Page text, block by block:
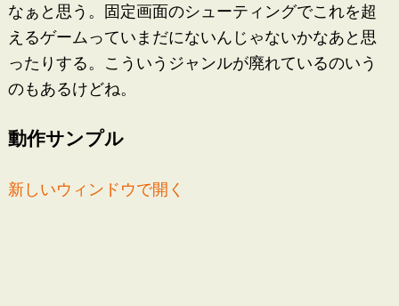
なぁと思う。固定画面のシューティングでこれを超
えるゲームっていまだにないんじゃないかなあと思
ったりする。こういうジャンルが廃れているのいう
のもあるけどね。
動作サンプル
新しいウィンドウで開く